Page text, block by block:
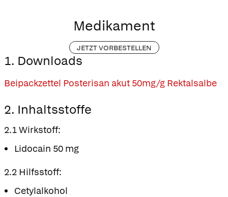
Medikament
JETZT VORBESTELLEN
1. Downloads
Beipackzettel Posterisan akut 50mg/g Rektalsalbe
2. Inhaltsstoffe
2.1 Wirkstoff:
Lidocain 50 mg
2.2 Hilfsstoff:
Cetylalkohol